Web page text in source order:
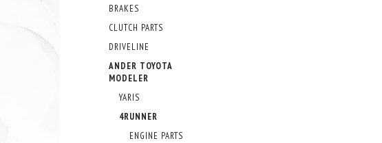
BRAKES
CLUTCH PARTS
DRIVELINE
ANDER TOYOTA
MODELER
YARIS
4RUNNER
ENGINE PARTS